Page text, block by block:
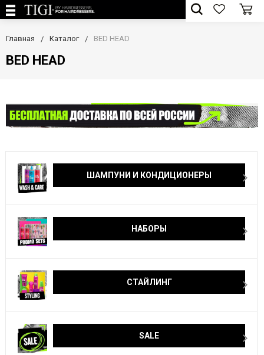
Главная Каталог BED HEAD
BED HEAD
ШАМПУНИ И КОНДИЦИОНЕРЫ
НАБОРЫ
СТАЙЛИНГ
SALE